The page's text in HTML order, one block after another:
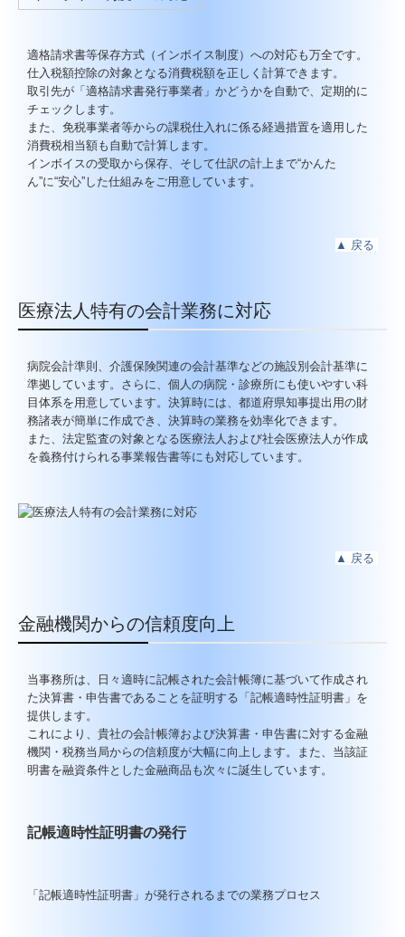
適格請求書等保存方式（インボイス制度）への対応も万全です。
仕入税額控除の対象となる消費税額を正しく計算できます。
取引先が「適格請求書発行事業者」かどうかを自動で、定期的に
チェックします。
また、免税事業者等からの課税仕入れに係る経過措置を適用した
消費税相当額も自動で計算します。
インボイスの受取から保存、そして仕訳の計上まで“かんた
ん”に“安心”した仕組みをご用意しています。
▲ 戻る
医療法人特有の会計業務に対応
病院会計準則、介護保険関連の会計基準などの施設別会計基準に
準拠しています。さらに、個人の病院・診療所にも使いやすい科
目体系を用意しています。決算時には、都道府県知事提出用の財
務諸表が簡単に作成でき、決算時の業務を効率化できます。
また、法定監査の対象となる医療法人および社会医療法人が作成
を義務付けられる事業報告書等にも対応しています。
▲ 戻る
金融機関からの信頼度向上
当事務所は、日々適時に記帳された会計帳簿に基づいて作成され
た決算書・申告書であることを証明する「記帳適時性証明書」を
提供します。
これにより、貴社の会計帳簿および決算書・申告書に対する金融
機関・税務当局からの信頼度が大幅に向上します。また、当該証
明書を融資条件とした金融商品も次々に誕生しています。
記帳適時性証明書の発行
「記帳適時性証明書」が発行されるまでの業務プロセス